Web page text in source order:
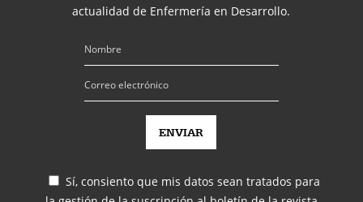
actualidad de Enfermería en Desarrollo.
Sí, consiento que mis datos sean tratados para